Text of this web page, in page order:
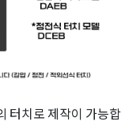
터치로 제작이 가능합